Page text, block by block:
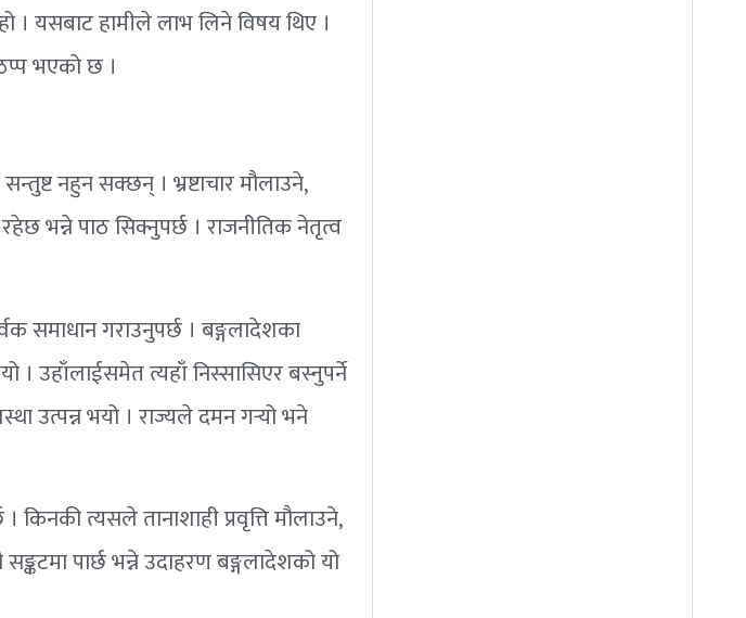
। यसबाट हामीले लाभ लिने विषय थिए ।
भएको छ ।
नहुन सक्छन् । भ्रष्टाचार मौलाउने,
भन्ने पाठ सिक्नुपर्छ । राजनीतिक नेतृत्व
समाधान गराउनुपर्छ । बङ्गलादेशका
उहाँलाईसमेत त्यहाँ निस्सासिएर बस्नुपर्ने
उत्पन्न भयो । राज्यले दमन गर्‍यो भने
त्यसले तानाशाही प्रवृत्ति मौलाउने,
पार्छ भन्ने उदाहरण बङ्गलादेशको यो